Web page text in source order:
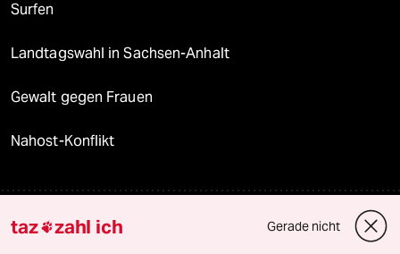
Surfen
Landtagswahl in Sachsen-Anhalt
Gewalt gegen Frauen
Nahost-Konflikt
Verlag
taz zahl ich Gerade nicht